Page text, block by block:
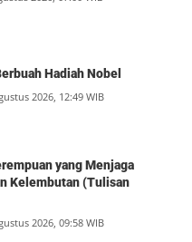
Hadiah Nobel
2026, 12:49 WIB
yang Menjaga
Kelembutan (Tulisan
2026, 09:58 WIB